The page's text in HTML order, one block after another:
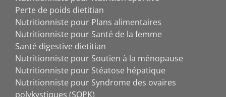
Perte de poids dietitian
Nutritionniste pour Plans alimentaires
Nutritionniste pour Santé de la femme
Santé digestive dietitian
Nutritionniste pour Soutien à la ménopause
Nutritionniste pour Stéatose hépatique
Nutritionniste pour Syndrome des ovaires
polykystiques (SOPK)